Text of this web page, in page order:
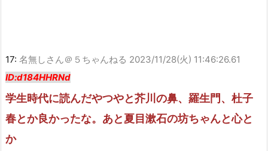
17: 名無しさん＠５ちゃんねる 2023/11/28(火) 11:46:26.61
ID:d184HHRNd
学生時代に読んだやつやと芥川の鼻、羅生門、杜子
春とか良かったな。あと夏目漱石の坊ちゃんと心と
か